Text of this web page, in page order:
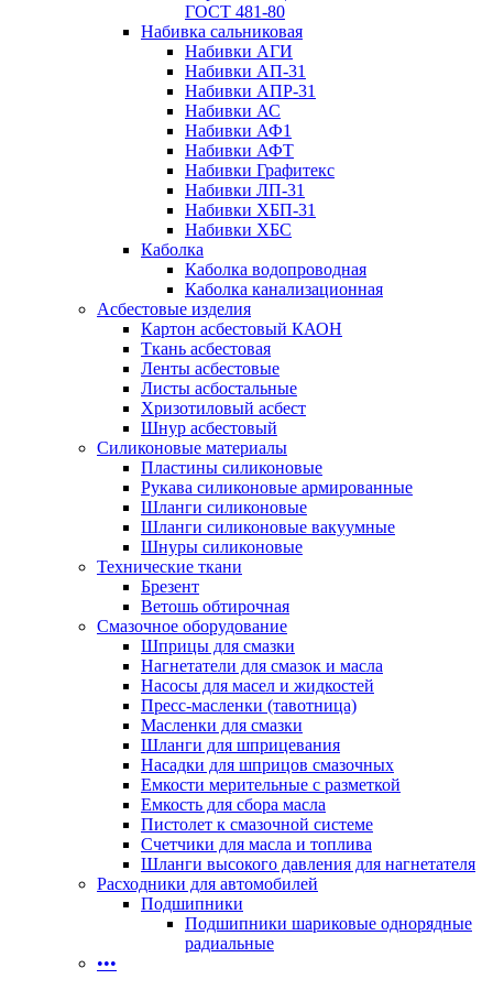
ГОСТ 481-80
Набивка сальниковая
Набивки АГИ
Набивки АП-31
Набивки АПР-31
Набивки АС
Набивки АФ1
Набивки АФТ
Набивки Графитекс
Набивки ЛП-31
Набивки ХБП-31
Набивки ХБС
Каболка
Каболка водопроводная
Каболка канализационная
Асбестовые изделия
Картон асбестовый КАОН
Ткань асбестовая
Ленты асбестовые
Листы асбостальные
Хризотиловый асбеcт
Шнур асбестовый
Силиконовые материалы
Пластины силиконовые
Рукава силиконовые армированные
Шланги силиконовые
Шланги силиконовые вакуумные
Шнуры силиконовые
Технические ткани
Брезент
Ветошь обтирочная
Смазочное оборудование
Шприцы для смазки
Нагнетатели для смазок и масла
Насосы для масел и жидкостей
Пресс-масленки (тавотница)
Масленки для смазки
Шланги для шприцевания
Насадки для шприцов смазочных
Емкости мерительные с разметкой
Емкость для сбора масла
Пистолет к смазочной системе
Счетчики для масла и топлива
Шланги высокого давления для нагнетателя
Расходники для автомобилей
Подшипники
Подшипники шариковые однорядные
радиальные
•••